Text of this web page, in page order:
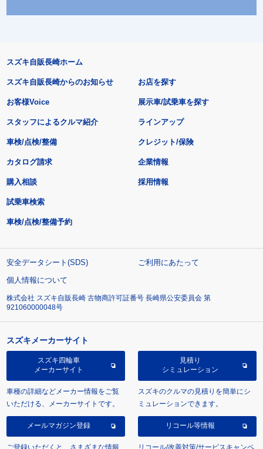
スズキ自販長崎ホーム
スズキ自販長崎からのお知らせ
お客様Voice
スタッフによるクルマ紹介
お店を探す
展示車/試乗車を探す
ラインアップ
車検/点検/整備 クレジット/保険
カタログ請求
購入相談
試乗車検索
車検/点検/整備予約
企業情報
採用情報
安全データシート(SDS)
ご利用にあたって
個人情報について
株式会社 スズキ自販長崎 古物商許可証番号 長崎県公安委員会 第
921060000048号
スズキメーカーサイト
スズキ四輪車
メーカーサイト
車種の詳細などメーカー情報をご覧
いただける、メーカーサイトです。
見積り
シミュレーション
スズキのクルマの見積りを簡単にシ
ミュレーションできます。
メールマガジン登録
ご登録いただくと、さまざまな情報
リコール等情報
リコール/改善対策/サービスキャンペ